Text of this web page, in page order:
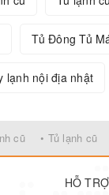
Tủ Đông Tủ
lạnh nội địa nhật
cũ • Tủ lạnh cũ
HỖ TRỢ